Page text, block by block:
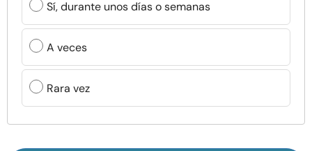
Comunidad
Encuentra un terapeuta
Idioma
Sí, durante unos días o semanas
A veces
Rara vez